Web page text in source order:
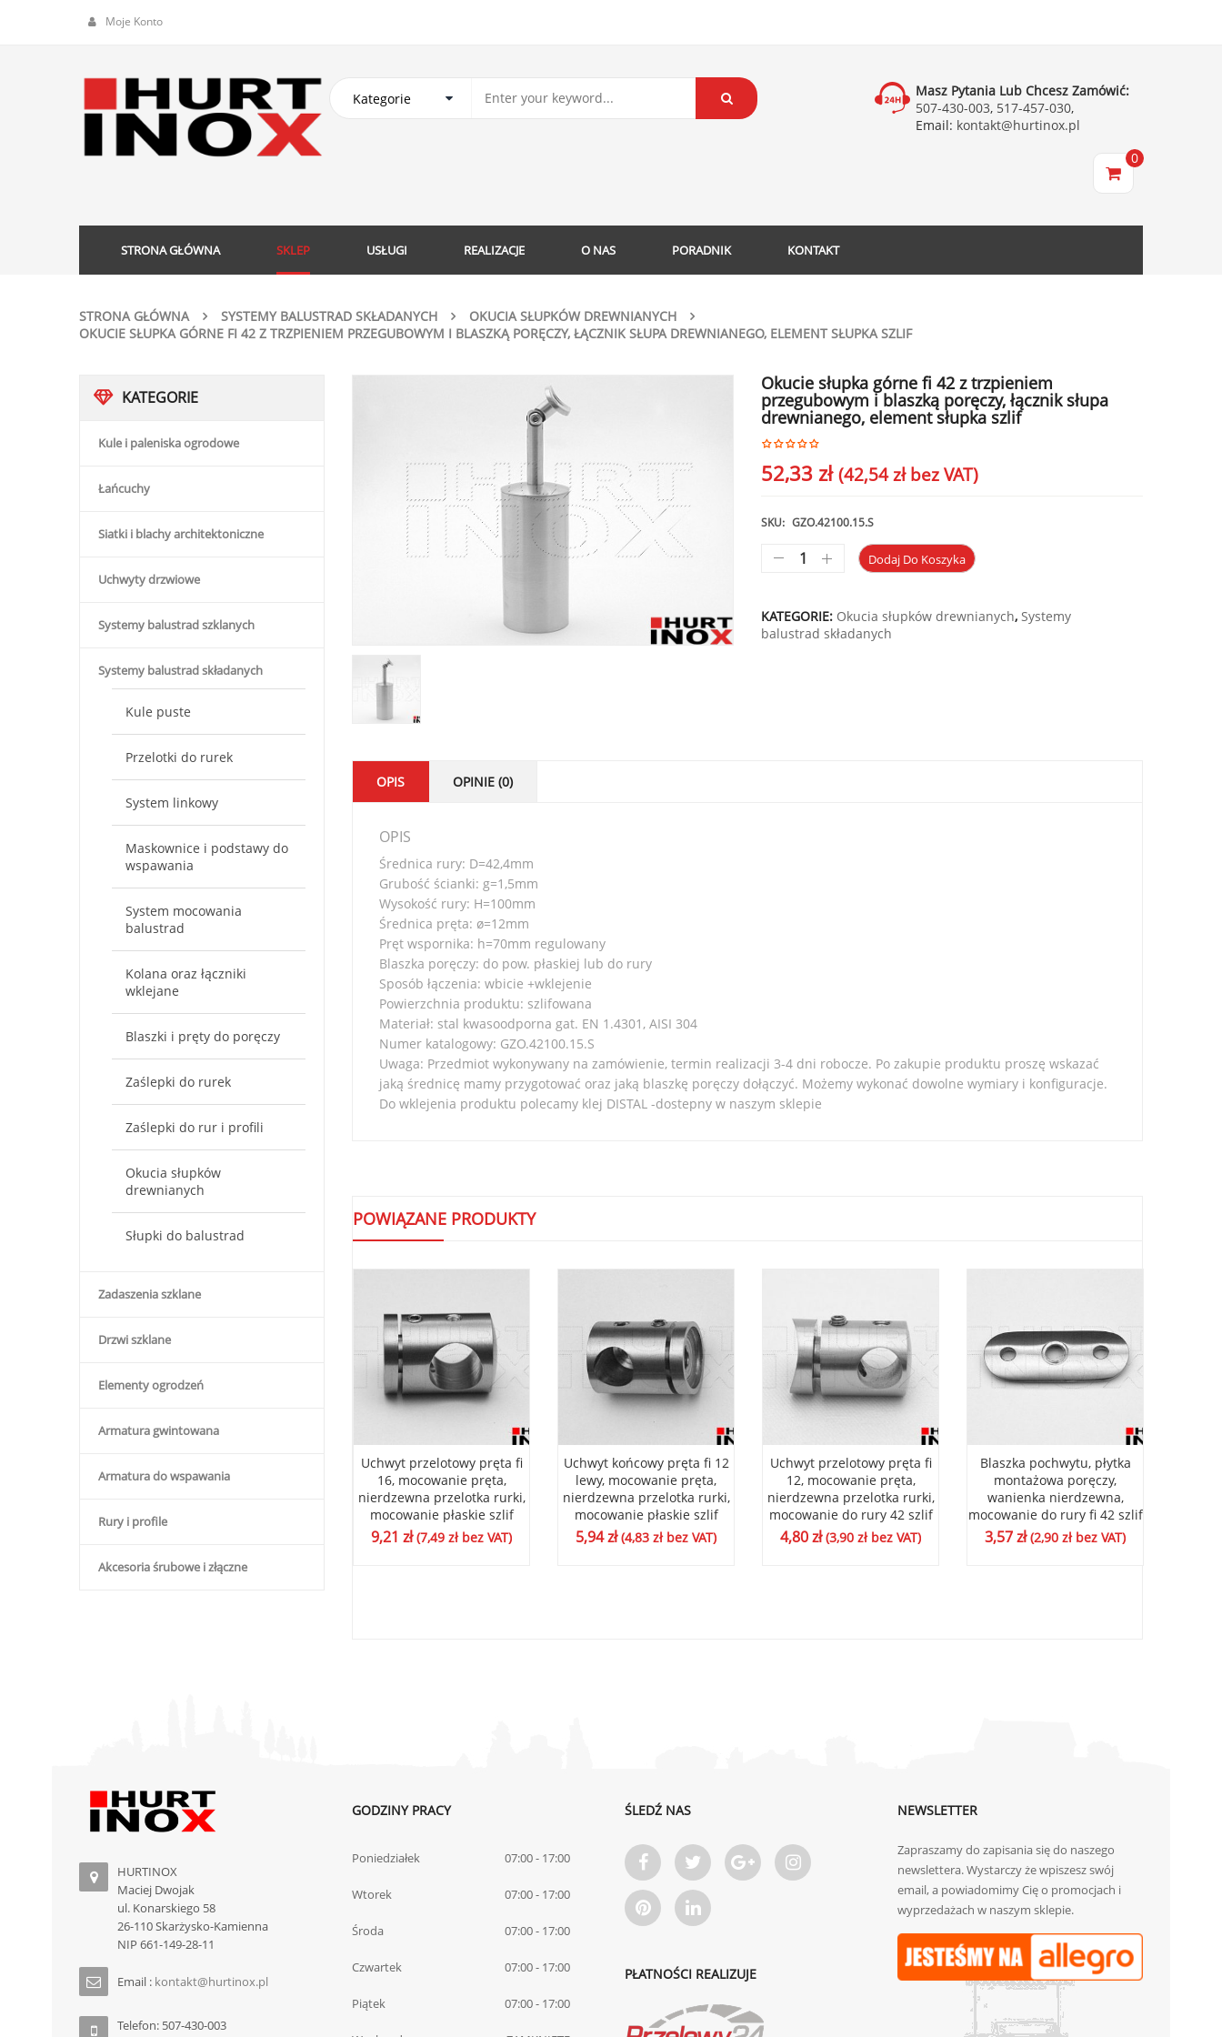
Moje Konto
Masz Pytania Lub Chcesz Zamówić:
507-430-003, 517-457-030,
Email: kontakt@hurtinox.pl
0
STRONA GŁÓWNA SKLEP USŁUGI REALIZACJE O NAS PORADNIK KONTAKT
STRONA GŁÓWNA SYSTEMY BALUSTRAD SKŁADANYCH
OKUCIA SŁUPKÓW DREWNIANYCH
OKUCIE SŁUPKA GÓRNE FI 42 Z TRZPIENIEM PRZEGUBOWYM I BLASZKĄ PORĘCZY, ŁĄCZNIK SŁUPA DREWNIANEGO, ELEMENT SŁUPKA SZLIF
KATEGORIE
Kule i paleniska ogrodowe
Łańcuchy
Siatki i blachy architektoniczne
Uchwyty drzwiowe
Systemy balustrad szklanych
Systemy balustrad składanych
Kule puste
Przelotki do rurek
System linkowy
Maskownice i podstawy do
wspawania
System mocowania
balustrad
Kolana oraz łączniki
wklejane
Blaszki i pręty do poręczy
Zaślepki do rurek
Zaślepki do rur i profili
Okucia słupków
drewnianych
Słupki do balustrad
Zadaszenia szklane
Drzwi szklane
Elementy ogrodzeń
Armatura gwintowana
Armatura do wspawania
Rury i profile
Akcesoria śrubowe i złączne
Okucie słupka górne fi 42 z trzpieniem
przegubowym i blaszką poręczy, łącznik słupa
drewnianego, element słupka szlif
52,33 zł (42,54złbez VAT)
SKU: GZO.42100.15.S
Dodaj Do Koszyka
KATEGORIE: Okucia słupków drewnianych, Systemy
balustrad składanych
OPIS OPINIE (0)
OPIS
Średnica rury: D=42,4mm
Grubość ścianki: g=1,5mm
Wysokość rury: H=100mm
Średnica pręta: ø=12mm
Pręt wspornika: h=70mm regulowany
Blaszka poręczy: do pow. płaskiej lub do rury
Sposób łączenia: wbicie +wklejenie
Powierzchnia produktu: szlifowana
Materiał: stal kwasoodporna gat. EN 1.4301, AISI 304
Numer katalogowy: GZO.42100.15.S
Uwaga: Przedmiot wykonywany na zamówienie, termin realizacji 3-4 dni robocze. Po zakupie produktu proszę wskazać
jaką średnicę mamy przygotować oraz jaką blaszkę poręczy dołączyć. Możemy wykonać dowolne wymiary i konfiguracje.
Do wklejenia produktu polecamy klej DISTAL -dostepny w naszym sklepie
POWIĄZANE PRODUKTY
do rury fi 42 szlif
montażowa poręczy,
Uchwyt przelotowy pręta fi
16, mocowanie pręta,
nierdzewna przelotka rurki,
mocowanie płaskie szlif
9,21 zł (7,49 złbez VAT)
Uchwyt końcowy pręta fi 12
lewy, mocowanie pręta,
nierdzewna przelotka rurki,
mocowanie płaskie szlif
5,94zł (4,83 złbez VAT)
Uchwyt przelotowy pręta fi
12, mocowanie pręta,
nierdzewna przelotka rurki,
mocowanie do rury 42 szlif
4,80zł (3,90 złbez VAT)
Blaszka pochwytu, płytka
montażowa poręczy,
wanienka nierdzewna,
mocowanie do rury fi 42 szlif
3,57zł (2,90 złbez VAT)
HURTINOX
Maciej Dwojak
ul. Konarskiego 58
26-110 Skarżysko-Kamienna
NIP 661-149-28-11
Email : kontakt@hurtinox.pl
Telefon: 507-430-003
GODZINY PRACY
Poniedziałek 07:00 - 17:00
Wtorek 07:00 - 17:00
Środa 07:00 - 17:00
Czwartek 07:00 - 17:00
Piątek 07:00 - 17:00
ŚLEDŹ NAS
PŁATNOŚCI REALIZUJE
NEWSLETTER
Zapraszamy do zapisania się do naszego
newslettera. Wystarczy że wpiszesz swój
email, a powiadomimy Cię o promocjach i
wyprzedażach w naszym sklepie.